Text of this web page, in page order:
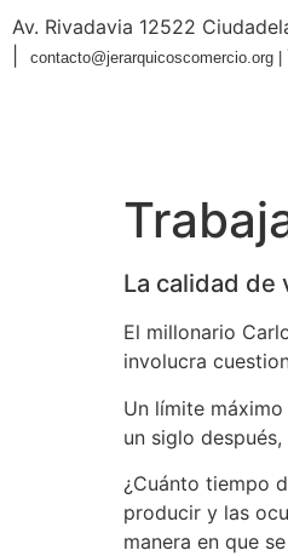
Av. Rivadavia 12522
contacto@jerarquicoscomercio.org |
La calidad de
El millonario
involucra
Un límite
un siglo
¿Cuánto tiempo
producir y las
manera en que